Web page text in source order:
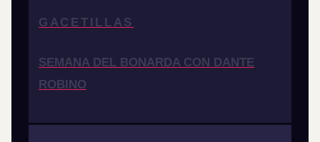
GACETILLAS
SEMANA DEL BONARDA CON DANTE
ROBINO